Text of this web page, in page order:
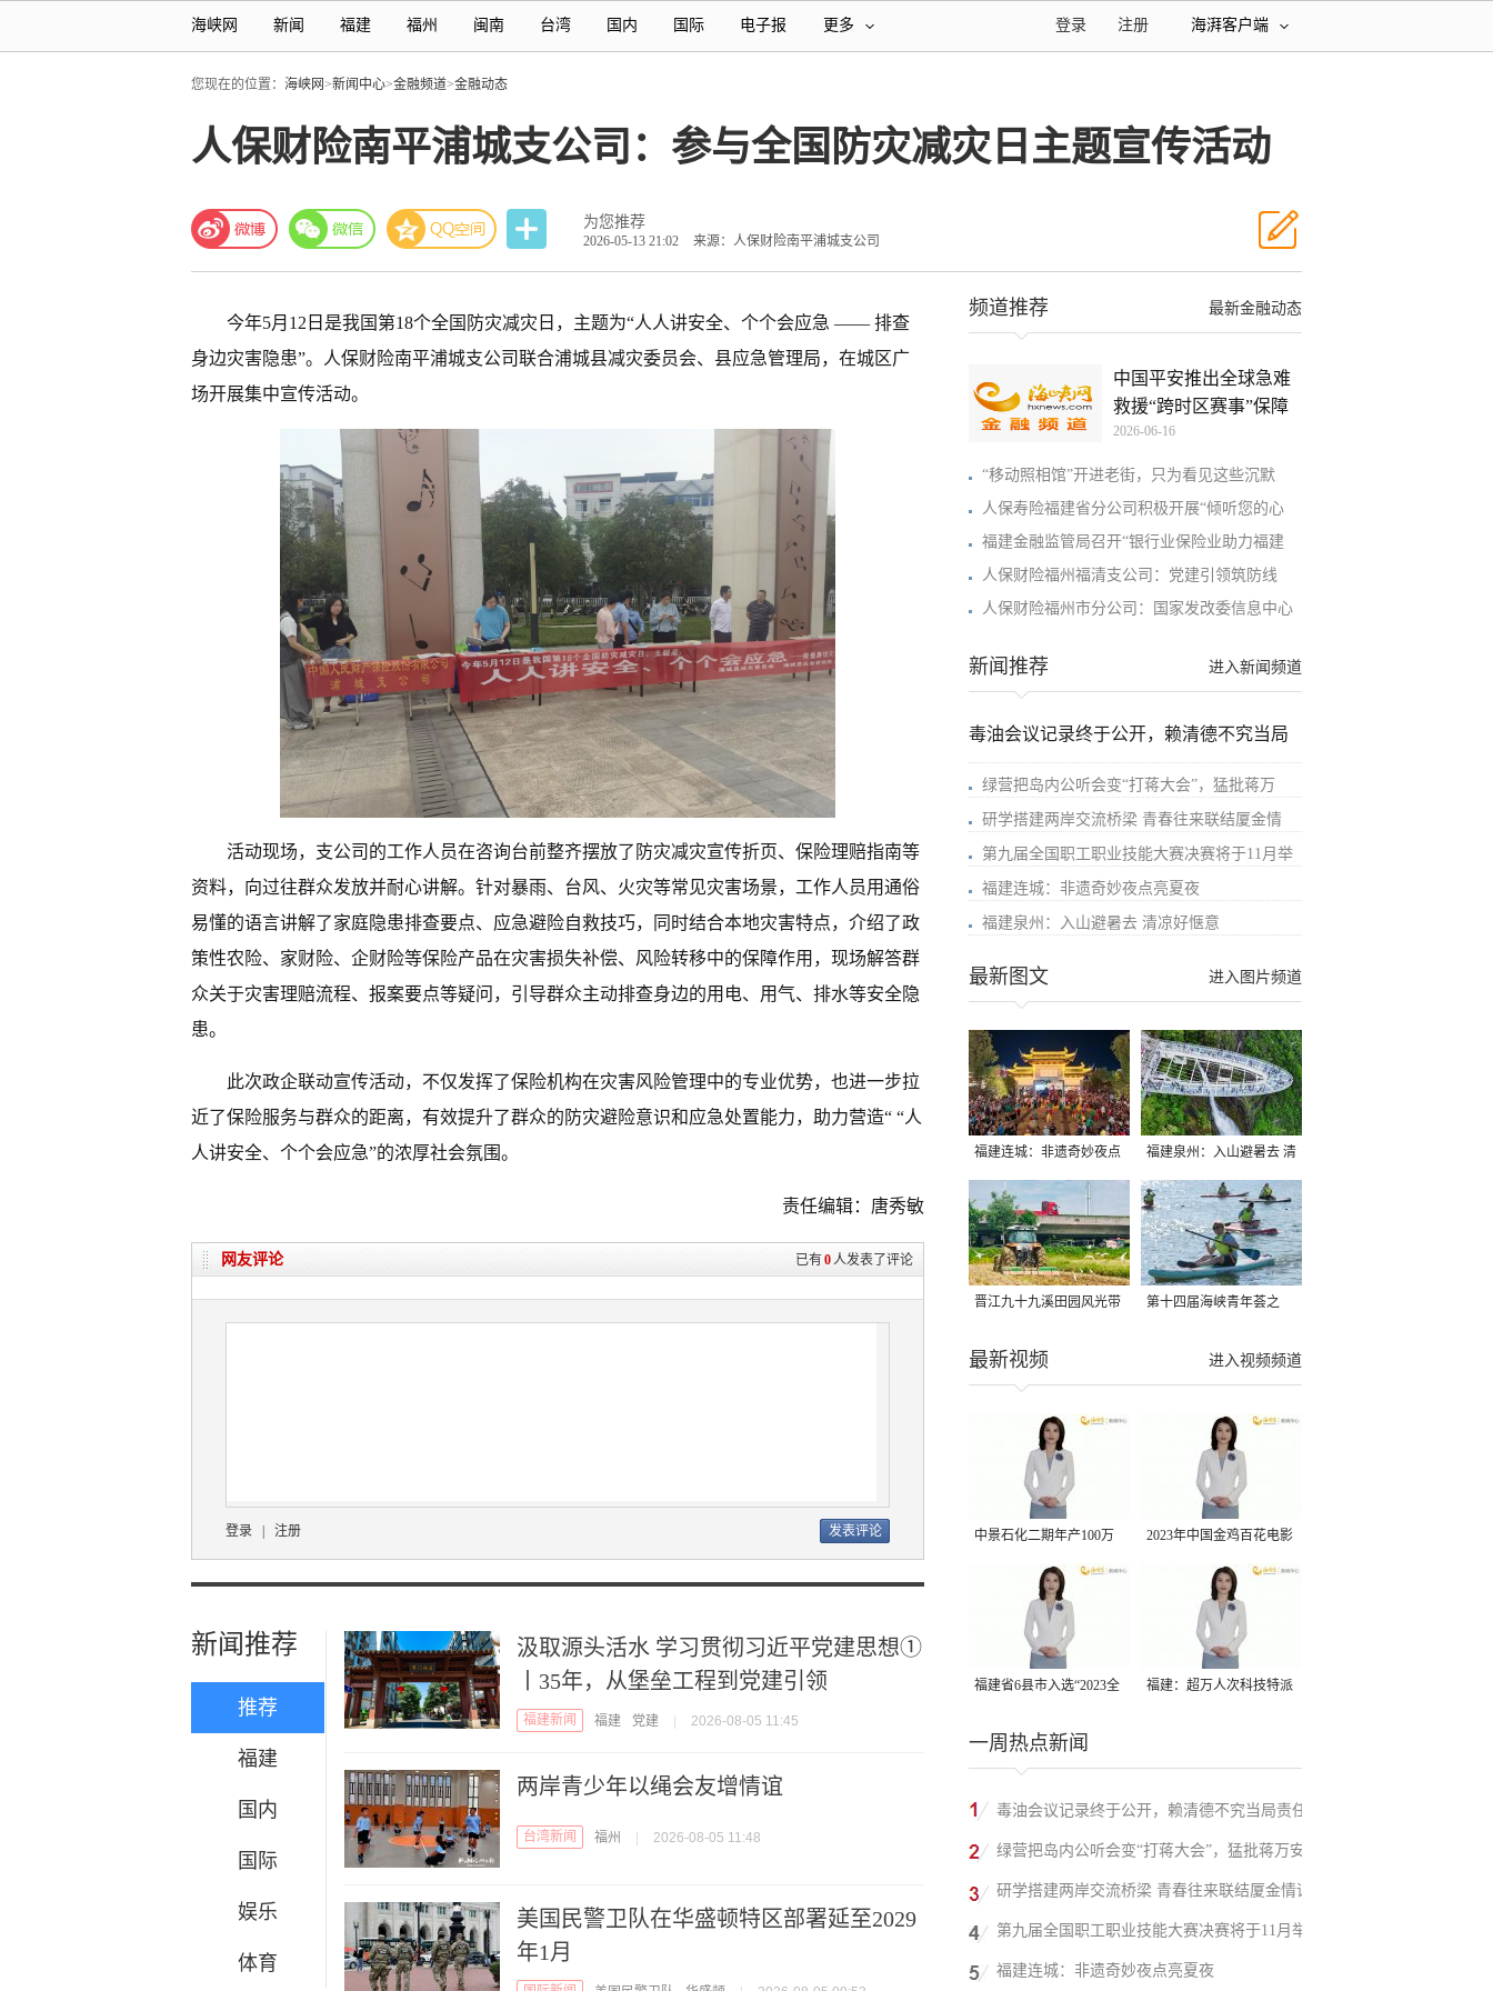
海峡网 新闻 福建 福州 闽南 台湾 国内 国际 电子报 更多 海湃客户端
注册
登录
您现在的位置： 海峡网>新闻中心>金融频道>金融动态
人保财险南平浦城支公司：参与全国防灾减灾日主题宣传活动
为您推荐
2026-05-13 21:02 来源：人保财险南平浦城支公司
今年5月12日是我国第18个全国防灾减灾日，主题为“人人讲安全、个个会应急 —— 排查
身边灾害隐患”。人保财险南平浦城支公司联合浦城县减灾委员会、县应急管理局，在城区广
场开展集中宣传活动。
活动现场，支公司的工作人员在咨询台前整齐摆放了防灾减灾宣传折页、保险理赔指南等
资料，向过往群众发放并耐心讲解。针对暴雨、台风、火灾等常见灾害场景，工作人员用通俗
易懂的语言讲解了家庭隐患排查要点、应急避险自救技巧，同时结合本地灾害特点，介绍了政
策性农险、家财险、企财险等保险产品在灾害损失补偿、风险转移中的保障作用，现场解答群
众关于灾害理赔流程、报案要点等疑问，引导群众主动排查身边的用电、用气、排水等安全隐
患。
此次政企联动宣传活动，不仅发挥了保险机构在灾害风险管理中的专业优势，也进一步拉
近了保险服务与群众的距离，有效提升了群众的防灾避险意识和应急处置能力，助力营造“ “人
人讲安全、个个会应急”的浓厚社会氛围。
责任编辑：唐秀敏
已有0人发表了评论
网友评论
登录 注册
新闻推荐
推荐
福建
国内
国际
娱乐
体育
汲取源头活水 学习贯彻习近平党建思想①
丨35年，从堡垒工程到党建引领
福建新闻 福建 党建 2026-08-05 11:45
两岸青少年以绳会友增情谊
台湾新闻 福州 2026-08-05 11:48
美国民警卫队在华盛顿特区部署延至2029
年1月
最新金融动态
频道推荐
中国平安推出全球急难
救援“跨时区赛事”保障
2026-06-16
“移动照相馆”开进老街，只为看见这些沉默
人保寿险福建省分公司积极开展“倾听您的心
福建金融监管局召开“银行业保险业助力福建
人保财险福州福清支公司：党建引领筑防线
人保财险福州市分公司：国家发改委信息中心
进入新闻频道
新闻推荐
毒油会议记录终于公开，赖清德不究当局
绿营把岛内公听会变“打蒋大会”，猛批蒋万
研学搭建两岸交流桥梁 青春往来联结厦金情
第九届全国职工职业技能大赛决赛将于11月举
福建连城：非遗奇妙夜点亮夏夜
福建泉州：入山避暑去 清凉好惬意
进入图片频道
最新图文
福建连城：非遗奇妙夜点
亮夏夜
福建泉州：入山避暑去 清
凉好惬意
晋江九十九溪田园风光带 第十四届海峡青年荟之
运动交流营进入视频频道
最新视频
中景石化二期年产100万
吨丙烷脱氢项目建成中交
2023年中国金鸡百花电影
节有福电影巡展31日启动
福建省6县市入选“2023全 福建：超万人次科技特派
一周热点新闻
毒油会议记录终于公开，赖清德不究当局责任
反甩锅卢秀燕，蓝营点名责任官员要求撤职下
绿营把岛内公听会变“打蒋大会”，猛批蒋万安
废除监察机构主张，遭蓝营搬出蔡英文、赖清
研学搭建两岸交流桥梁 青春往来联结厦金情谊
第九届全国职工职业技能大赛决赛将于11月举
行
福建连城：非遗奇妙夜点亮夏夜